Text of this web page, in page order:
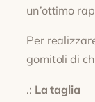
un’ottimo
Per
gomitoli di
.: La taglia